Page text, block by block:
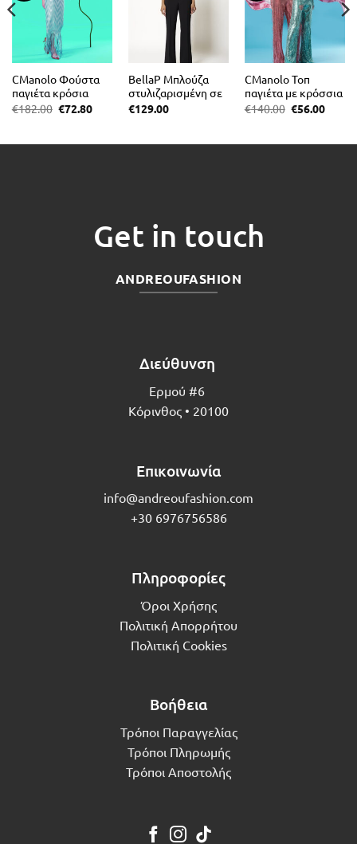
CManolo Φούστα
παγιέτα κρόσια
€182.00 Original
price
€72.80Η
τρέχουσα
€72.80.
BellaP Μπλούζα
στυλιζαρισμένη σε
κρεπ ελαστικό
€129.00
CManolo Τοπ
παγιέτα με κρόσσια
€140.00 Original
price
€56.00Η
Get in touch
ANDREOUFASHION
Διεύθυνση
Ερμού #6
Κόρινθος • 20100
Επικοινωνία
info@andreoufashion.com
+30 6976756586
Πληροφορίες
Όροι Χρήσης
Πολιτική Απορρήτου
Πολιτική Cookies
Βοήθεια
Τρόποι Παραγγελίας
Τρόποι Πληρωμής
Τρόποι Αποστολής